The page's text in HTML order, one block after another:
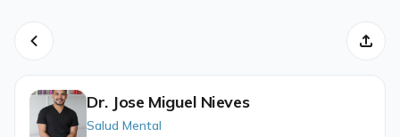
Dr. Jose Miguel Nieves
Salud Mental